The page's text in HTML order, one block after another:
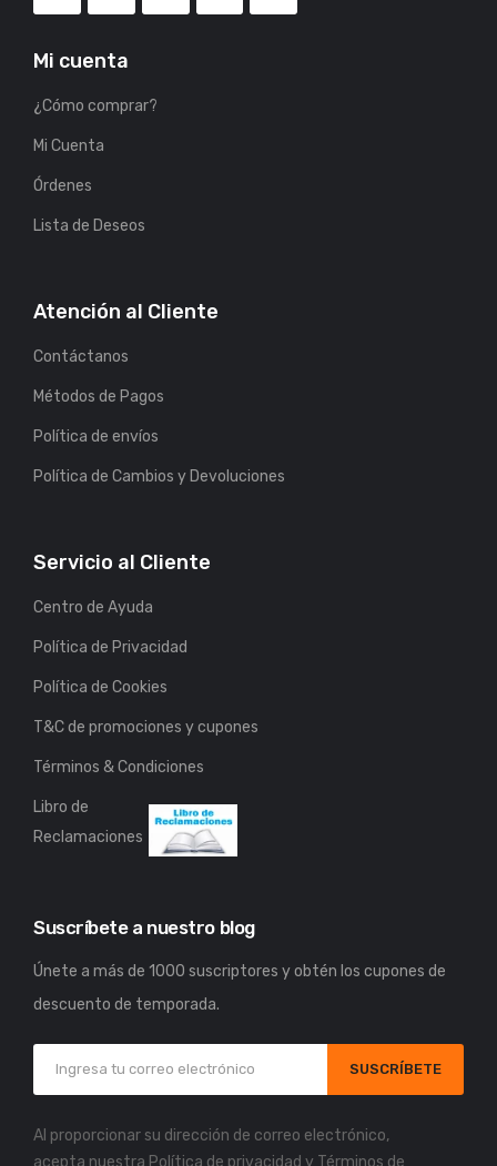
Mi cuenta
¿Cómo comprar?
Mi Cuenta
Órdenes
Lista de Deseos
Atención al Cliente
Contáctanos
Métodos de Pagos
Política de envíos
Política de Cambios y Devoluciones
Servicio al Cliente
Centro de Ayuda
Política de Privacidad
Política de Cookies
T&C de promociones y cupones
Términos & Condiciones
Libro de
Reclamaciones
Suscríbete a nuestro blog
Únete a más de 1000 suscriptores y obtén los cupones de
descuento de temporada.
SUSCRÍBETE
Al proporcionar su dirección de correo electrónico,
acepta nuestra Política de privacidad y Términos de